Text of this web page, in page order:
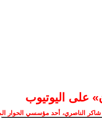
على اليوتيوب
الناصري، أحد مؤسسي الحوار